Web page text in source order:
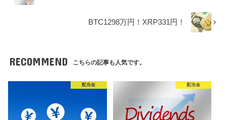
BTC1298万円！XRP331円！
RECOMMEND こちらの記事も人気です。
配当金 配当金